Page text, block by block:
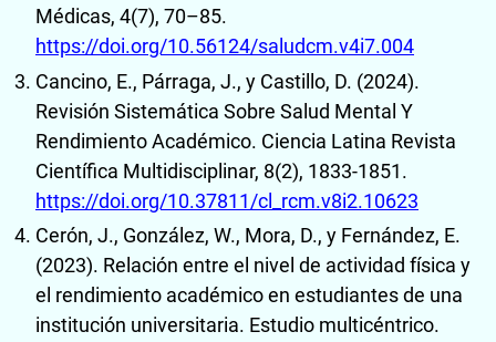
Médicas, 4(7), 70–85.
https://doi.org/10.56124/saludcm.v4i7.004
Cancino, E., Párraga, J., y Castillo, D. (2024).
Revisión Sistemática Sobre Salud Mental Y
Rendimiento Académico. Ciencia Latina Revista
Científica Multidisciplinar, 8(2), 1833-1851.
https://doi.org/10.37811/cl_rcm.v8i2.10623
Cerón, J., González, W., Mora, D., y Fernández, E.
(2023). Relación entre el nivel de actividad física y
el rendimiento académico en estudiantes de una
institución universitaria. Estudio multicéntrico.